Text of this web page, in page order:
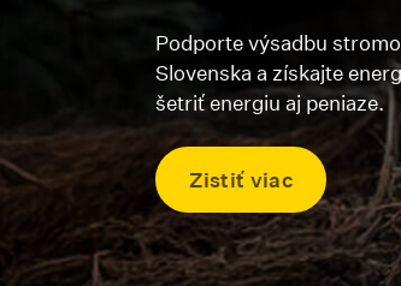
Podporte výsadbu
Slovenska a získajte
šetriť energiu aj peniaze.
Zistiť viacSkrolovať